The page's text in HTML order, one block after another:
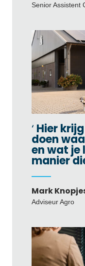
Senior Assistent
Hier
doen
en wat je
manier
Mark
Adviseur Agro